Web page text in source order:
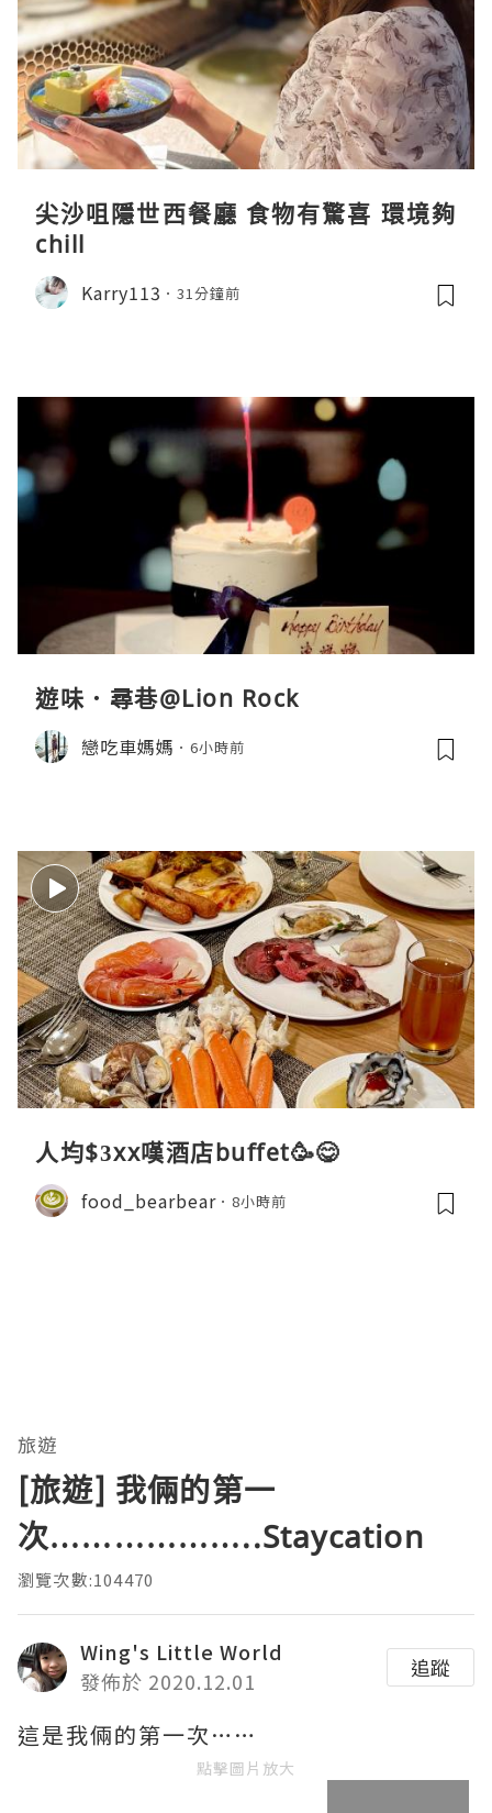
尖沙咀隱世西餐廳 食物有驚喜 環境夠
chill
Karry113 31分鐘前
遊味．尋巷@Lion Rock
戀吃車媽媽 6小時前
人均$3xx嘆酒店buffet🥳😋
food_bearbear 8小時前
旅遊
[旅遊] 我倆的第一
次………………..Staycation
瀏覽次數:104470
Wing's Little World
發佈於 2020.12.01
追蹤
這是我倆的第一次……
點擊圖片放大